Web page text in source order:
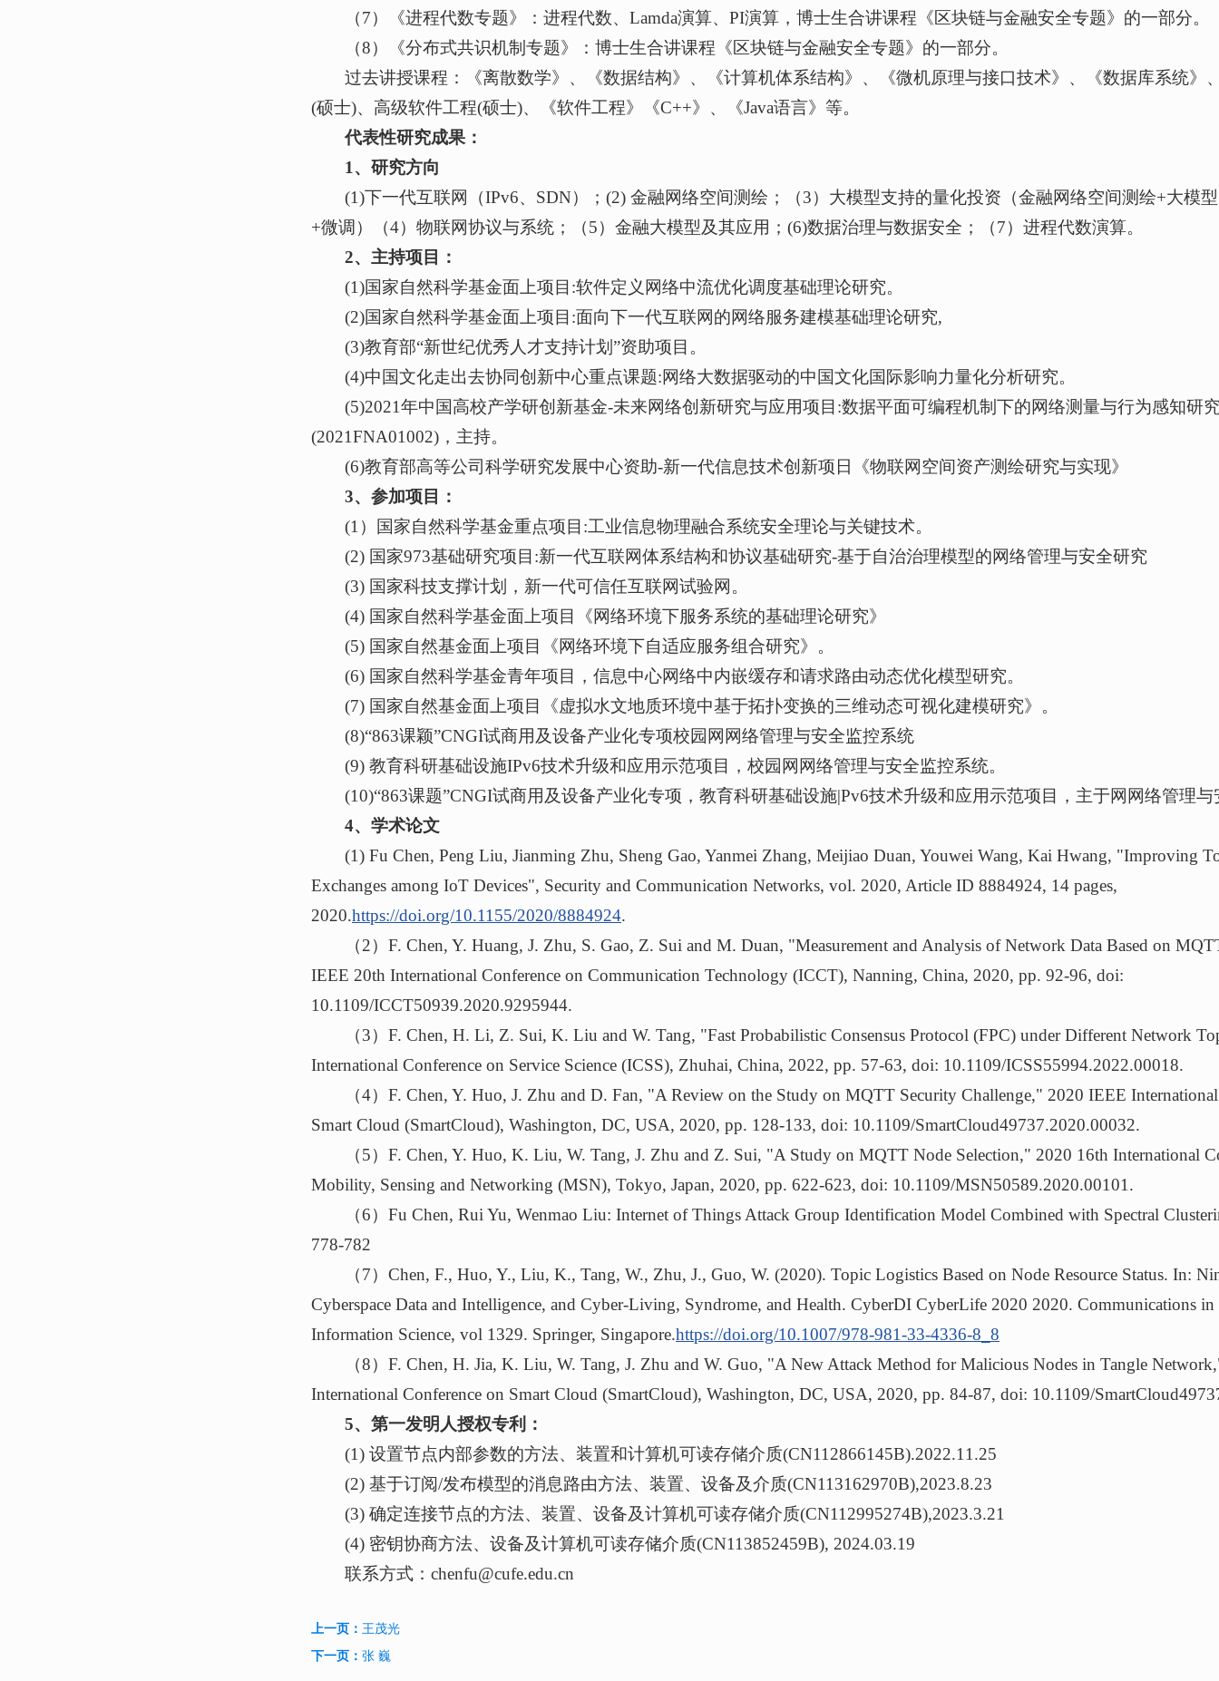
（7）《进程代数专题》：进程代数、Lamda演算、PI演算，博士生合讲课程《区块链与金融安全专题》的一部分。
（8）《分布式共识机制专题》：博士生合讲课程《区块链与金融安全专题》的一部分。
过去讲授课程：《离散数学》、《数据结构》、《计算机体系结构》、《微机原理与接口技术》、《数据库系统》
(硕士)、高级软件工程(硕士)、《软件工程》《C++》、《Java语言》等。
代表性研究成果：
1、研究方向
(1)下一代互联网（IPv6、SDN）；(2) 金融网络空间测绘；（3）大模型支持的量化投资（金融网络空间测绘+大模
+微调）（4）物联网协议与系统；（5）金融大模型及其应用；(6)数据治理与数据安全；（7）进程代数演算。
2、主持项目：
(1)国家自然科学基金面上项目:软件定义网络中流优化调度基础理论研究。
(2)国家自然科学基金面上项目:面向下一代互联网的网络服务建模基础理论研究,
(3)教育部“新世纪优秀人才支持计划”资助项目。
(4)中国文化走出去协同创新中心重点课题:网络大数据驱动的中国文化国际影响力量化分析研究。
(5)2021年中国高校产学研创新基金-未来网络创新研究与应用项目:数据平面可编程机制下的网络测量与行为感知研
(2021FNA01002)，主持。
(6)教育部高等公司科学研究发展中心资助-新一代信息技术创新项日《物联网空间资产测绘研究与实现》
3、参加项目：
(1）国家自然科学基金重点项目:工业信息物理融合系统安全理论与关键技术。
(2) 国家973基础研究项目:新一代互联网体系结构和协议基础研究-基于自治治理模型的网络管理与安全研究
(3) 国家科技支撑计划，新一代可信任互联网试验网。
(4) 国家自然科学基金面上项目《网络环境下服务系统的基础理论研究》
(5) 国家自然基金面上项目《网络环境下自适应服务组合研究》。
(6) 国家自然科学基金青年项目，信息中心网络中内嵌缓存和请求路由动态优化模型研究。
(7) 国家自然基金面上项目《虚拟水文地质环境中基于拓扑变换的三维动态可视化建模研究》。
(8)“863课颖”CNGI试商用及设备产业化专项校园网网络管理与安全监控系统
(9) 教育科研基础设施IPv6技术升级和应用示范项目，校园网网络管理与安全监控系统。
(10)“863课题”CNGI试商用及设备产业化专项，教育科研基础设施|Pv6技术升级和应用示范项目，主于网网络管理
4、学术论文
(1) Fu Chen, Peng Liu, Jianming Zhu, Sheng Gao, Yanmei Zhang, Meijiao Duan, Youwei Wang, Kai Hwang, "Improving
Exchanges among IoT Devices", Security and Communication Networks, vol. 2020, Article ID 8884924, 14 pages,
2020.https://doi.org/10.1155/2020/8884924.
（2）F. Chen, Y. Huang, J. Zhu, S. Gao, Z. Sui and M. Duan, "Measurement and Analysis of Network Data Based on
IEEE 20th International Conference on Communication Technology (ICCT), Nanning, China, 2020, pp. 92-96, doi:
10.1109/ICCT50939.2020.9295944.
（3）F. Chen, H. Li, Z. Sui, K. Liu and W. Tang, "Fast Probabilistic Consensus Protocol (FPC) under Different Network
International Conference on Service Science (ICSS), Zhuhai, China, 2022, pp. 57-63, doi: 10.1109/ICSS55994.2022.00018.
（4）F. Chen, Y. Huo, J. Zhu and D. Fan, "A Review on the Study on MQTT Security Challenge," 2020 IEEE
Smart Cloud (SmartCloud), Washington, DC, USA, 2020, pp. 128-133, doi: 10.1109/SmartCloud49737.2020.00032.
（5）F. Chen, Y. Huo, K. Liu, W. Tang, J. Zhu and Z. Sui, "A Study on MQTT Node Selection," 2020 16th International
Mobility, Sensing and Networking (MSN), Tokyo, Japan, 2020, pp. 622-623, doi: 10.1109/MSN50589.2020.00101.
（6）Fu Chen, Rui Yu, Wenmao Liu: Internet of Things Attack Group Identification Model Combined with Spectral
778-782
（7）Chen, F., Huo, Y., Liu, K., Tang, W., Zhu, J., Guo, W. (2020). Topic Logistics Based on Node Resource Status. In:
Cyberspace Data and Intelligence, and Cyber-Living, Syndrome, and Health. CyberDI CyberLife 2020 2020. Communications in
Information Science, vol 1329. Springer, Singapore.https://doi.org/10.1007/978-981-33-4336-8_8
（8）F. Chen, H. Jia, K. Liu, W. Tang, J. Zhu and W. Guo, "A New Attack Method for Malicious Nodes in Tangle
International Conference on Smart Cloud (SmartCloud), Washington, DC, USA, 2020, pp. 84-87, doi: 10.1109/
5、第一发明人授权专利：
(1) 设置节点内部参数的方法、装置和计算机可读存储介质(CN112866145B).2022.11.25
(2) 基于订阅/发布模型的消息路由方法、装置、设备及介质(CN113162970B),2023.8.23
(3) 确定连接节点的方法、装置、设备及计算机可读存储介质(CN112995274B),2023.3.21
(4) 密钥协商方法、设备及计算机可读存储介质(CN113852459B), 2024.03.19
联系方式：chenfu@cufe.edu.cn
上一页： 王茂光
下一页： 张 巍